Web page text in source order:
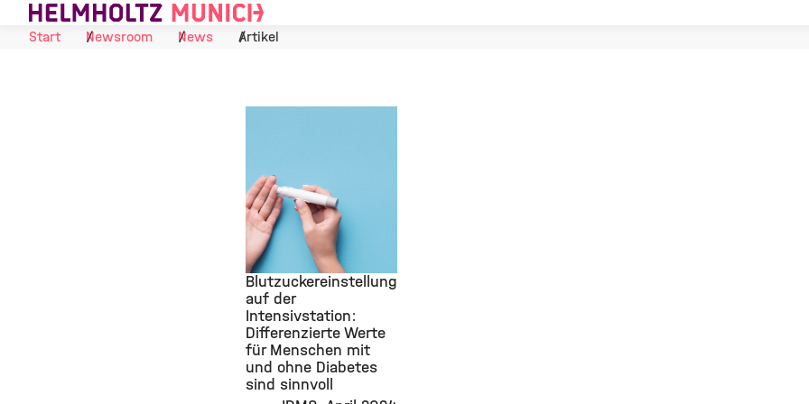
Skip to Content
Start
Newsroom News Artikel
©
Blutzuckereinstellung
auf der
Intensivstation:
Differenzierte Werte
für Menschen mit
und ohne Diabetes
sind sinnvoll